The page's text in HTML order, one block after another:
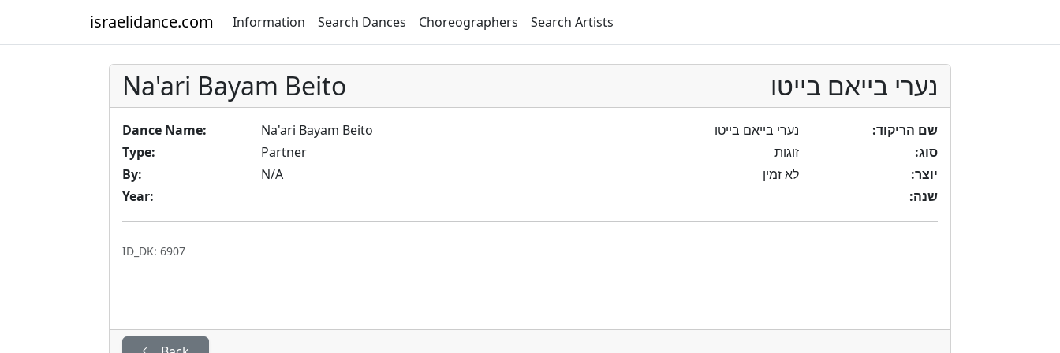
israelidance.com Information Search Dances Choreographers Search Artists
Na'ari Bayam Beito נערי בייאם בייטו
Dance Name:
Na'ari Bayam Beito
Type:
Partner
By:
N/A
Year:
שם הריקוד:
נערי בייאם בייטו
סוג:
זוגות
יוצר:
לא זמין
שנה:
ID_DK: 6907